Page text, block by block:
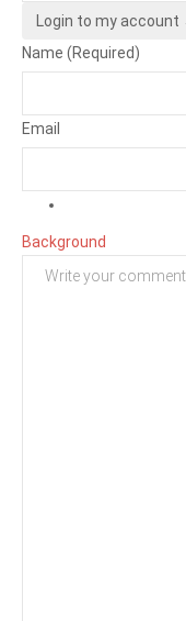
Login to my account
Name (Required)
Email
Background